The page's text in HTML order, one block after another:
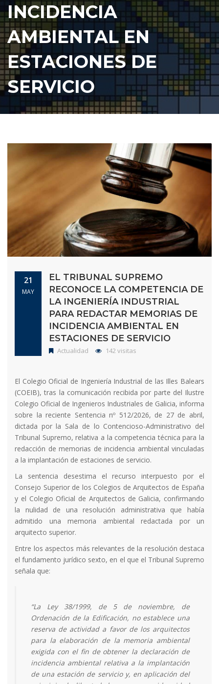
INCIDENCIA
AMBIENTAL EN
ESTACIONES DE
SERVICIO
21
MAY
EL TRIBUNAL SUPREMO
RECONOCE LA COMPETENCIA DE
LA INGENIERÍA INDUSTRIAL
PARA REDACTAR MEMORIAS DE
INCIDENCIA AMBIENTAL EN
ESTACIONES DE SERVICIO
Actualidad 142 visitas
El Colegio Oficial de Ingeniería Industrial de las Illes Balears
(COEIB), tras la comunicación recibida por parte del Ilustre
Colegio Oficial de Ingenieros Industriales de Galicia, informa
sobre la reciente Sentencia nº 512/2026, de 27 de abril,
dictada por la Sala de lo Contencioso-Administrativo del
Tribunal Supremo, relativa a la competencia técnica para la
redacción de memorias de incidencia ambiental vinculadas
a la implantación de estaciones de servicio.
La sentencia desestima el recurso interpuesto por el
Consejo Superior de los Colegios de Arquitectos de España
y el Colegio Oficial de Arquitectos de Galicia, confirmando
la nulidad de una resolución administrativa que había
admitido una memoria ambiental redactada por un
arquitecto superior.
Entre los aspectos más relevantes de la resolución destaca
el fundamento jurídico sexto, en el que el Tribunal Supremo
señala que:
“La Ley 38/1999, de 5 de noviembre, de
Ordenación de la Edificación, no establece una
reserva de actividad a favor de los arquitectos
para la elaboración de la memoria ambiental
exigida con el fin de obtener la declaración de
incidencia ambiental relativa a la implantación
de una estación de servicio y, en aplicación del